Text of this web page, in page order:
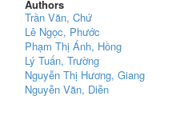
Authors
Trần Văn, Chứ
Lê Ngọc, Phước
Phạm Thị Ánh, Hồng
Lý Tuấn, Trường
Nguyễn Thị Hương, Giang
Nguyễn Văn, Diễn